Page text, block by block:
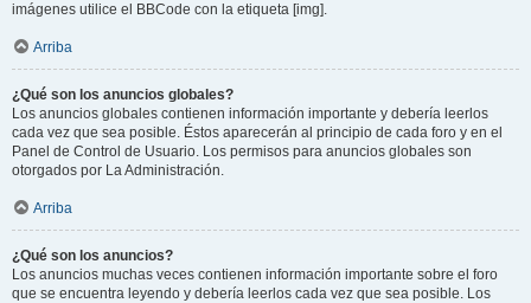
imágenes utilice el BBCode con la etiqueta [img].
Arriba
¿Qué son los anuncios globales?
Los anuncios globales contienen información importante y debería leerlos
cada vez que sea posible. Éstos aparecerán al principio de cada foro y en el
Panel de Control de Usuario. Los permisos para anuncios globales son
otorgados por La Administración.
Arriba
¿Qué son los anuncios?
Los anuncios muchas veces contienen información importante sobre el foro
que se encuentra leyendo y debería leerlos cada vez que sea posible. Los